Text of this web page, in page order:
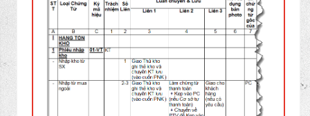
2. Qui định lập luân chuyển
và lưu chứng từ kế toán